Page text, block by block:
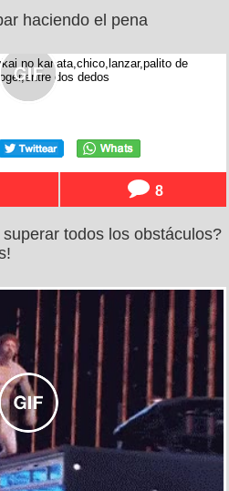
haciendo el pena
8
todos los obstáculos?